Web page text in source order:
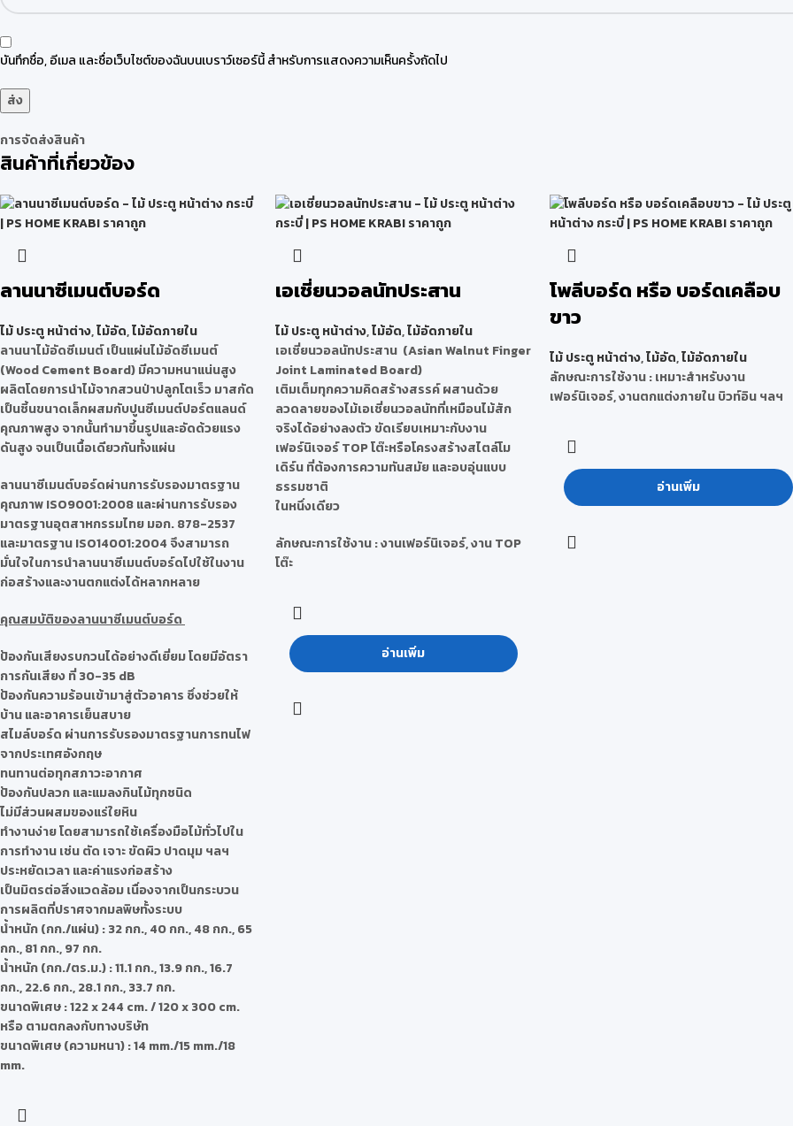
บันทึกชื่อ, อีเมล และชื่อเว็บไซต์ของฉันบนเบราว์เซอร์นี้ สำหรับการแสดงความเห็นครั้งถัดไป
การจัดส่งสินค้า
สินค้าที่เกี่ยวข้อง
ลานนาซีเมนต์บอร์ด
ไม้ ประตู หน้าต่าง,ไม้อัด,ไม้อัดภายใน
ลานนาไม้อัดซีเมนต์ เป็นแผ่นไม้อัดซีเมนต์
(Wood Cement Board) มีความหนาแน่นสูง
ผลิตโดยการนำไม้จากสวนป่าปลูกโตเร็ว มาสกัด
เป็นชิ้นขนาดเล็กผสมกับปูนซีเมนต์ปอร์ตแลนด์
คุณภาพสูง จากนั้นทำมาขึ้นรูปและอัดด้วยแรง
ดันสูง จนเป็นเนื้อเดียวกันทั้งแผ่น
ลานนาซีเมนต์บอร์ดผ่านการรับรองมาตรฐาน
คุณภาพ ISO9001:2008 และผ่านการรับรอง
มาตรฐานอุตสาหกรรมไทย มอก. 878-2537
และมาตรฐาน ISO14001:2004 จึงสามารถ
มั่นใจในการนำลานนาซีเมนต์บอร์ดไปใช้ในงาน
ก่อสร้างและงานตกแต่งได้หลากหลาย
คุณสมบัติของลานนาซีเมนต์บอร์ด
ป้องกันเสียงรบกวนได้อย่างดีเยี่ยม โดยมีอัตรา
การกันเสียง ที่ 30-35 dB
ป้องกันความร้อนเข้ามาสู่ตัวอาคาร ซึ่งช่วยให้
บ้าน และอาคารเย็นสบาย
สไมล์บอร์ด ผ่านการรับรองมาตรฐานการทนไฟ
จากประเทศอังกฤษ
ทนทานต่อทุกสภาวะอากาศ
ป้องกันปลวก และแมลงกินไม้ทุกชนิด
ไม่มีส่วนผสมของแร่ใยหิน
ทำงานง่าย โดยสามารถใช้เครื่องมือไม้ทั่วไปใน
การทำงาน เช่น ตัด เจาะ ขัดผิว ปาดมุม ฯลฯ
ประหยัดเวลา และค่าแรงก่อสร้าง
เป็นมิตรต่อสิ่งแวดล้อม เนื่องจากเป็นกระบวน
การผลิตที่ปราศจากมลพิษทั้งระบบ
น้ำหนัก (กก./แผ่น) : 32 กก., 40 กก., 48 กก., 65
กก., 81 กก., 97 กก.
น้ำหนัก (กก./ตร.ม.) : 11.1 กก., 13.9 กก., 16.7
กก., 22.6 กก., 28.1 กก., 33.7 กก.
ขนาดพิเศษ : 122 x 244 cm. / 120 x 300 cm.
หรือ ตามตกลงกับทางบริษัท
ขนาดพิเศษ (ความหนา) : 14 mm./15 mm./18
mm.
เอเชี่ยนวอลนัทประสาน
ไม้ ประตู หน้าต่าง,ไม้อัด,ไม้อัดภายใน
เอเชี่ยนวอลนัทประสาน (Asian Walnut Finger
Joint Laminated Board)
เติมเต็มทุกความคิดสร้างสรรค์ ผสานด้วย
ลวดลายของไม้เอเชี่ยนวอลนัทที่เหมือนไม้สัก
จริงได้อย่างลงตัว ขัดเรียบเหมาะกับงาน
เฟอร์นิเจอร์ TOP โต๊ะหรือโครงสร้างสไตล์โม
เดิร์น ที่ต้องการความทันสมัย และอบอุ่นแบบ
ธรรมชาติ
ในหนึ่งเดียว
ลักษณะการใช้งาน : งานเฟอร์นิเจอร์, งาน TOP
โต๊ะ
อ่านเพิ่ม
โพลีบอร์ด หรือ บอร์ดเคลือบ
ขาว
ไม้ ประตู หน้าต่าง,ไม้อัด,ไม้อัดภายใน
ลักษณะการใช้งาน : เหมาะสำหรับงาน
เฟอร์นิเจอร์, งานตกแต่งภายใน บิวท์อิน ฯลฯ
อ่านเพิ่ม